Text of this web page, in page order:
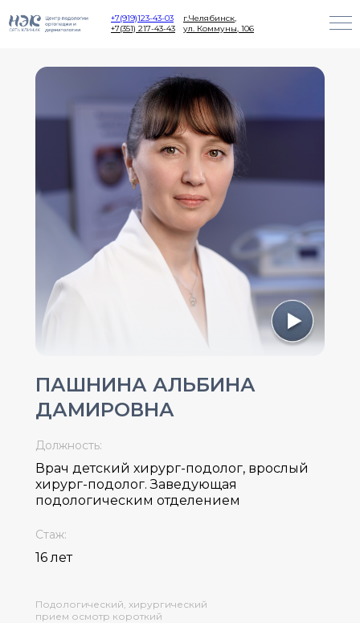
+7(919)123-43-03
+7(351) 217-43-43
г.Челябинск,
ул. Коммуны, 106
ПАШНИНА АЛЬБИНА
ДАМИРОВНА
Должность:
Врач детский хирург-подолог, врослый
хирург-подолог. Заведующая
подологическим отделением
Стаж:
16 лет
Подологический, хирургический
прием осмотр короткий